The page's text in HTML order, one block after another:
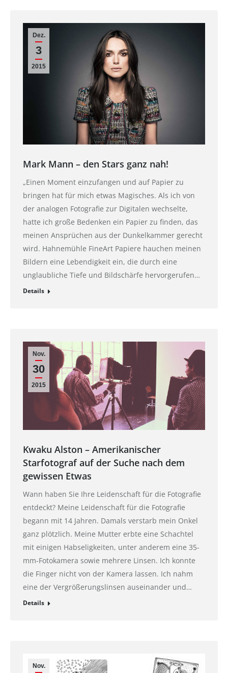
Dez.
3
2015
Mark Mann – den Stars ganz nah!
„Einen Moment einzufangen und auf Papier zu
bringen hat für mich etwas Magisches. Als ich von
der analogen Fotografie zur Digitalen wechselte,
hatte ich große Bedenken ein Papier zu finden, das
meinen Ansprüchen aus der Dunkelkammer gerecht
wird. Hahnemühle FineArt Papiere hauchen meinen
Bildern eine Lebendigkeit ein, die durch eine
unglaubliche Tiefe und Bildschärfe hervorgerufen…
Details
Nov.
30
2015
Kwaku Alston – Amerikanischer
Starfotograf auf der Suche nach dem
gewissen Etwas
Wann haben Sie Ihre Leidenschaft für die Fotografie
entdeckt? Meine Leidenschaft für die Fotografie
begann mit 14 Jahren. Damals verstarb mein Onkel
ganz plötzlich. Meine Mutter erbte eine Schachtel
mit einigen Habseligkeiten, unter anderem eine 35-
mm-Fotokamera sowie mehrere Linsen. Ich konnte
die Finger nicht von der Kamera lassen. Ich nahm
eine der Vergrößerungslinsen auseinander und…
Details
Nov.